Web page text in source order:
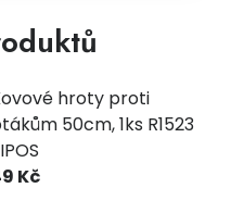
hroty proti
50cm, 1ks R1523
Kč